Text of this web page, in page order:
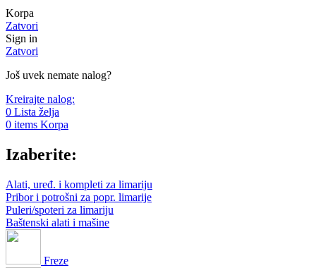
Korpa
Zatvori
Sign in
Zatvori
Još uvek nemate nalog?
Kreirajte nalog:
0 Lista želja
0 items Korpa
Izaberite:
Alati, uređ. i kompleti za limariju
Pribor i potrošni za popr. limarije
Puleri/spoteri za limariju
Baštenski alati i mašine
Freze